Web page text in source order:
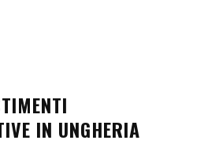
IN UNGHERIA